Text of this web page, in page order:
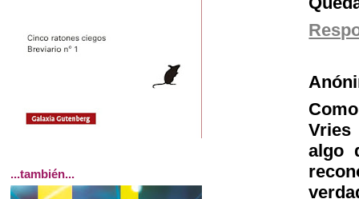
algo
...también...